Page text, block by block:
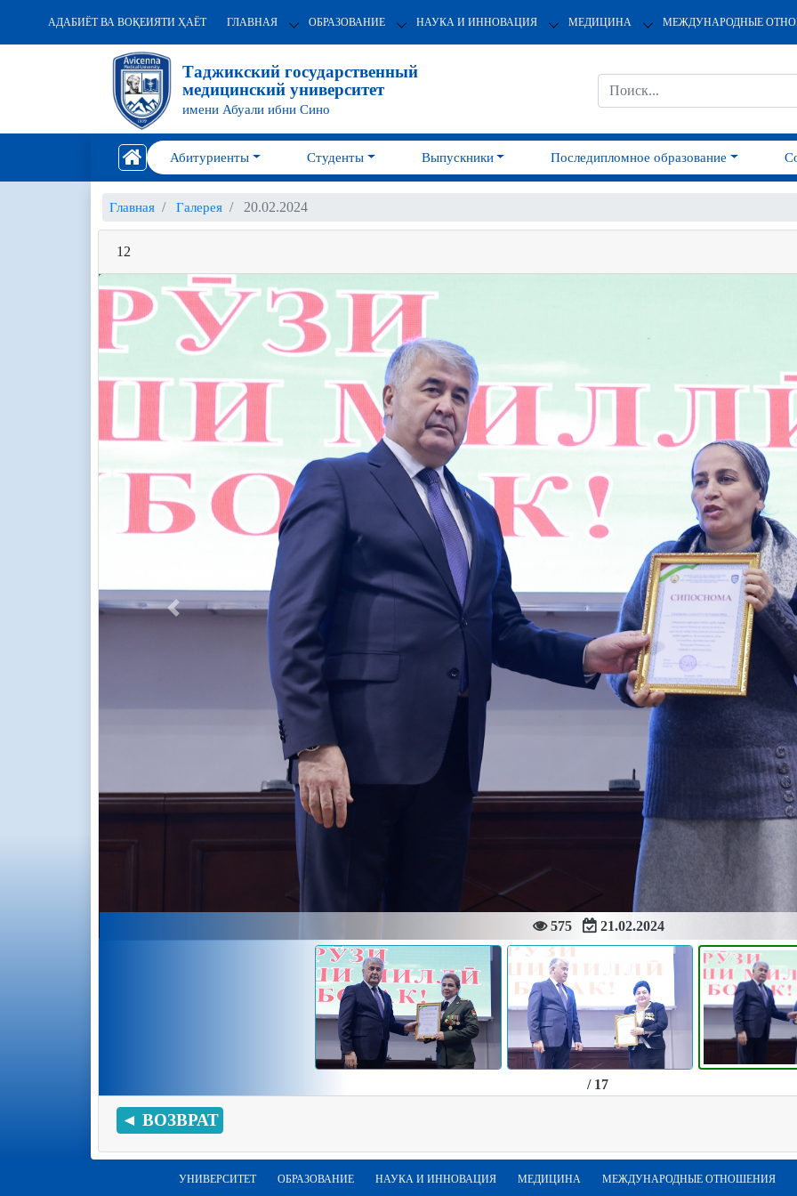
АДАБИЁТ ВА ВОҚЕИЯТИ ҲАЁТ ГЛАВНАЯ ОБРАЗОВАНИЕ НАУКА И ИННОВАЦИЯ МЕДИЦИНА МЕЖДУНАРОДНЫЕ
Таджикский государственный
медицинский университет
имени Абуали ибни Сино
Абитуриенты Студенты Выпускники Последипломное образование
Главная Галерея 20.02.2024
12
575 21.02.2024
Previous
/ 17
◄ ВОЗВРАТ
УНИВЕРСИТЕТ ОБРАЗОВАНИЕ НАУКА И ИННОВАЦИЯ МЕДИЦИНА МЕЖДУНАРОДНЫЕ ОТНОШЕНИЯ